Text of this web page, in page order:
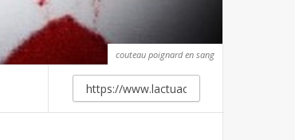
couteau poignard en sang